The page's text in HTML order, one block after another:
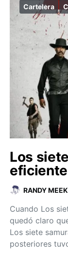
Cartelera
Los
RANDY
Cuando Los
quedó claro
Los siete
posteriores